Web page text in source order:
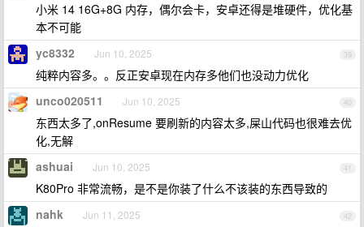
小米 14 16G+8G 内存，偶尔会卡，安卓还得是堆硬件，优化基
本不可能
39
yc8332 Jun 10, 2025
纯粹内容多。。反正安卓现在内存多他们也没动力优化
40
unco020511 Jun 10, 2025
东西太多了,onResume 要刷新的内容太多,屎山代码也很难去优
化,无解
41
ashuai Jun 10, 2025
K80Pro 非常流畅，是不是你装了什么不该装的东西导致的
42
nahk Jun 11, 2025